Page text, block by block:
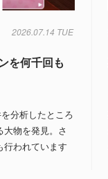
2026.07.14 TUE
を何千回も
分析したところ
物を発見。さ
行われています